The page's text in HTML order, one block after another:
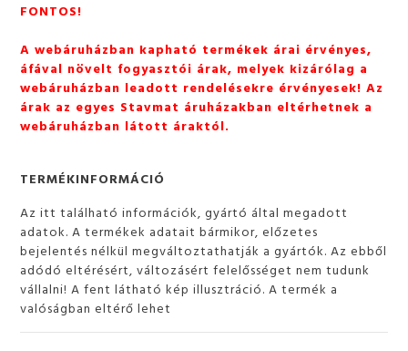
FONTOS!
A webáruházban kapható termékek árai érvényes,
áfával növelt fogyasztói árak, melyek kizárólag a
webáruházban leadott rendelésekre érvényesek! Az
árak az egyes Stavmat áruházakban eltérhetnek a
webáruházban látott áraktól.
TERMÉKINFORMÁCIÓ
Az itt található információk, gyártó által megadott
adatok. A termékek adatait bármikor, előzetes
bejelentés nélkül megváltoztathatják a gyártók. Az ebből
adódó eltérésért, változásért felelősséget nem tudunk
vállalni! A fent látható kép illusztráció. A termék a
valóságban eltérő lehet